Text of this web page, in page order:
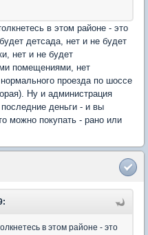
в этом районе - это
детсада, нет и не будет
нет и не будет
помещениями, нет
проезда по шоссе
Ну и администрация
деньги - и вы
можно покупать - рано или
в этом районе - это